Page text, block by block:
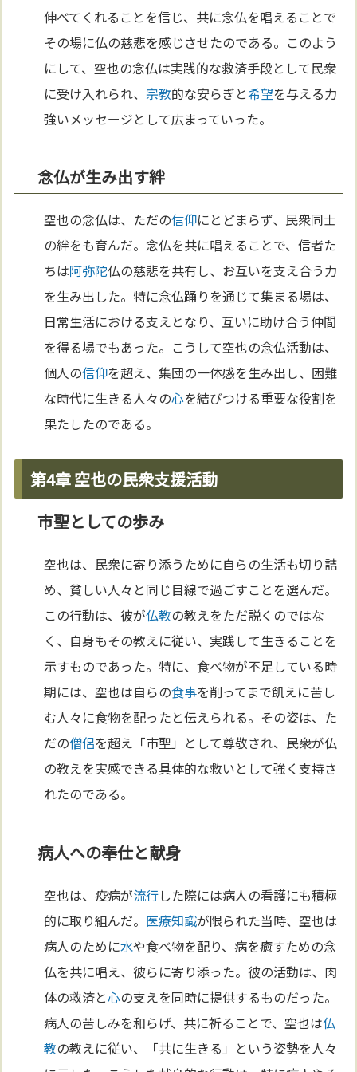
伸べてくれることを信じ、共に念仏を唱えることで
その場に仏の慈悲を感じさせたのである。このよう
にして、空也の念仏は実践的な救済手段として民衆
に受け入れられ、 宗教的な安らぎと希望を与える力
強いメッセージとして広まっていった。
念仏が生み出す絆
空也の念仏は、ただの信仰にとどまらず、民衆同士
の絆をも育んだ。念仏を共に唱えることで、信者た
ちは阿弥陀仏の慈悲を共有し、お互いを支え合う力
を生み出した。特に念仏踊りを通じて集まる場は、
日常生活における支えとなり、互いに助け合う仲間
を得る場でもあった。こうして空也の念仏活動は、
個人の信仰を超え、集団の一体感を生み出し、困難
な時代に生きる人々の心を結びつける重要な役割を
果たしたのである。
第4章 空也の民衆支援活動
市聖としての歩み
空也は、民衆に寄り添うために自らの生活も切り詰
め、貧しい人々と同じ目線で過ごすことを選んだ。
この行動は、彼が仏教の教えをただ説くのではな
く、自身もその教えに従い、実践して生きることを
示すものであった。特に、食べ物が不足している時
期には、空也は自らの食事を削ってまで飢えに苦し
む人々に食物を配ったと伝えられる。その姿は、た
だの僧侶を超え「市聖」として尊敬され、民衆が仏
の教えを実感できる具体的な救いとして強く支持さ
れたのである。
病人への奉仕と献身
空也は、疫病が流行した際には病人の看護にも積極
的に取り組んだ。 医療知識が限られた当時、空也は
病人のために水や食べ物を配り、病を癒すための念
仏を共に唱え、彼らに寄り添った。彼の活動は、肉
体の救済と心の支えを同時に提供するものだった。
病人の苦しみを和らげ、共に祈ることで、空也は仏
教の教えに従い、「共に生きる」という姿勢を人々